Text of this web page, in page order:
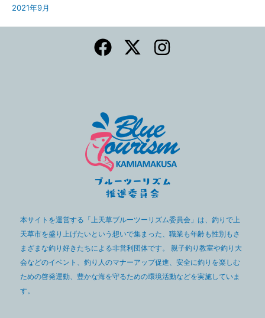
2021年9月
本サイトを運営する「上天草ブルーツーリズム委員会」は、釣りで上
天草市を盛り上げたいという想いで集まった、職業も年齢も性別もさ
まざまな釣り好きたちによる非営利団体です。 親子釣り教室や釣り大
会などのイベント、釣り人のマナーアップ促進、安全に釣りを楽しむ
ための啓発運動、豊かな海を守るための環境活動などを実施していま
す。